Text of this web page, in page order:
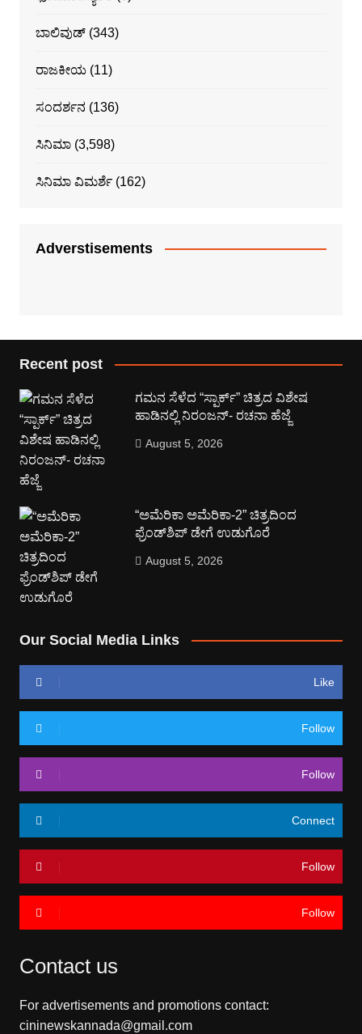
ಬಾಲಿವುಡ್(343)
ರಾಜಕೀಯ(11)
ಸಂದರ್ಶನ (136)
ಸಿನಿಮಾ(3,598)
ಸಿನಿಮಾ ವಿಮರ್ಶೆ(162)
Adverstisements
Recent post
ಗಮನ ಸೆಳೆದ “ಸ್ಪಾರ್ಕ್” ಚಿತ್ರದ ವಿಶೇಷ
ಹಾಡಿನಲ್ಲಿ ನಿರಂಜನ್- ರಚನಾ ಹೆಜ್ಜೆ
August 5, 2026
“ಅಮೆರಿಕಾ ಅಮೆರಿಕಾ-2” ಚಿತ್ರದಿಂದ
ಫ್ರೆಂಡ್‍ಶಿಪ್ ಡೇಗೆ ಉಡುಗೊರೆ
August 5, 2026
Our Social Media Links
Like
Follow
Follow
Connect
Follow
Follow
Contact us
For advertisements and promotions contact:
cininewskannada@gmail.com